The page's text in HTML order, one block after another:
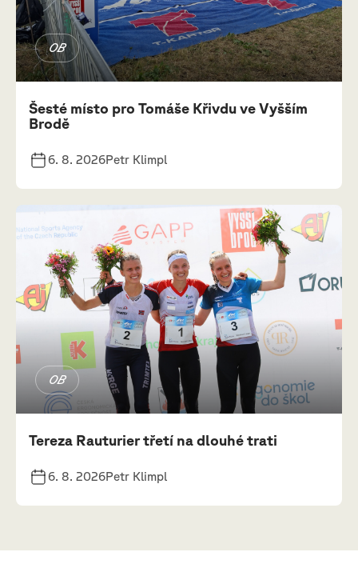
OB
Šesté místo pro Tomáše Křivdu ve Vyšším
Brodě
6. 8. 2026Petr Klimpl
OB
Tereza Rauturier třetí na dlouhé trati
6. 8. 2026Petr Klimpl